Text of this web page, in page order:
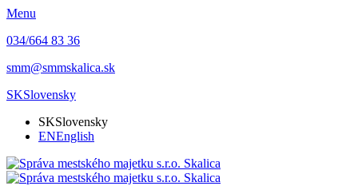
Menu
034/664 83 36
smm@smmskalica.sk
SKSlovensky
SKSlovensky
ENEnglish